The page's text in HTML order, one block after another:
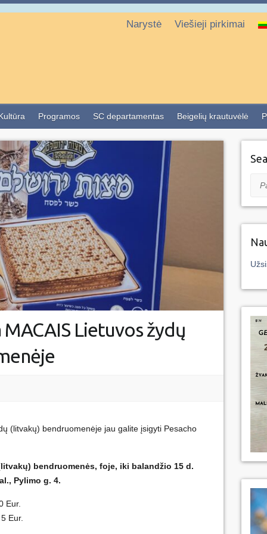
Narystė Viešieji pirkimai
Programos SC departamentas Beigelių krautuvėlė
Lietuvos žydų
(litvakų) bendruomenėje jau galite įsigyti Pesacho
bendruomenės, foje, iki balandžio 15 d.
Pylimo g. 4.
Eur.
Eur.